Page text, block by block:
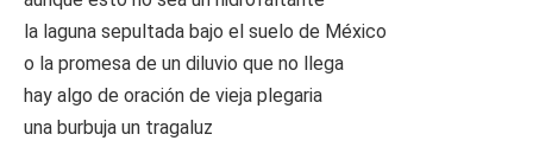
la laguna sepultada bajo el suelo de México
o la promesa de un diluvio que no llega
hay algo de oración de vieja plegaria
una burbuja un tragaluz